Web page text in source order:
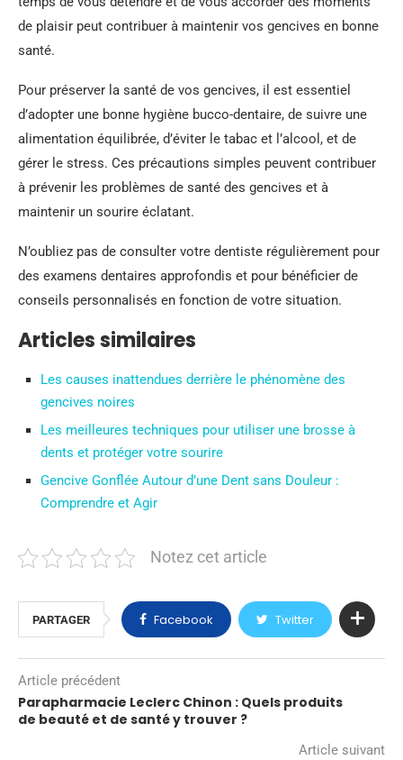
de plaisir peut contribuer à maintenir vos gencives en bonne
santé.
Pour préserver la santé de vos gencives, il est essentiel
d’adopter une bonne hygiène bucco-dentaire, de suivre une
alimentation équilibrée, d’éviter le tabac et l’alcool, et de
gérer le stress. Ces précautions simples peuvent contribuer
à prévenir les problèmes de santé des gencives et à
maintenir un sourire éclatant.
N’oubliez pas de consulter votre dentiste régulièrement pour
des examens dentaires approfondis et pour bénéficier de
conseils personnalisés en fonction de votre situation.
Articles similaires
Les causes inattendues derrière le phénomène des
gencives noires
Les meilleures techniques pour utiliser une brosse à
dents et protéger votre sourire
Gencive Gonflée Autour d’une Dent sans Douleur :
Comprendre et Agir
Notez cet article
PARTAGER Facebook Twitter
Article précédent
Parapharmacie Leclerc Chinon : Quels produits
de beauté et de santé y trouver ?
Article suivant